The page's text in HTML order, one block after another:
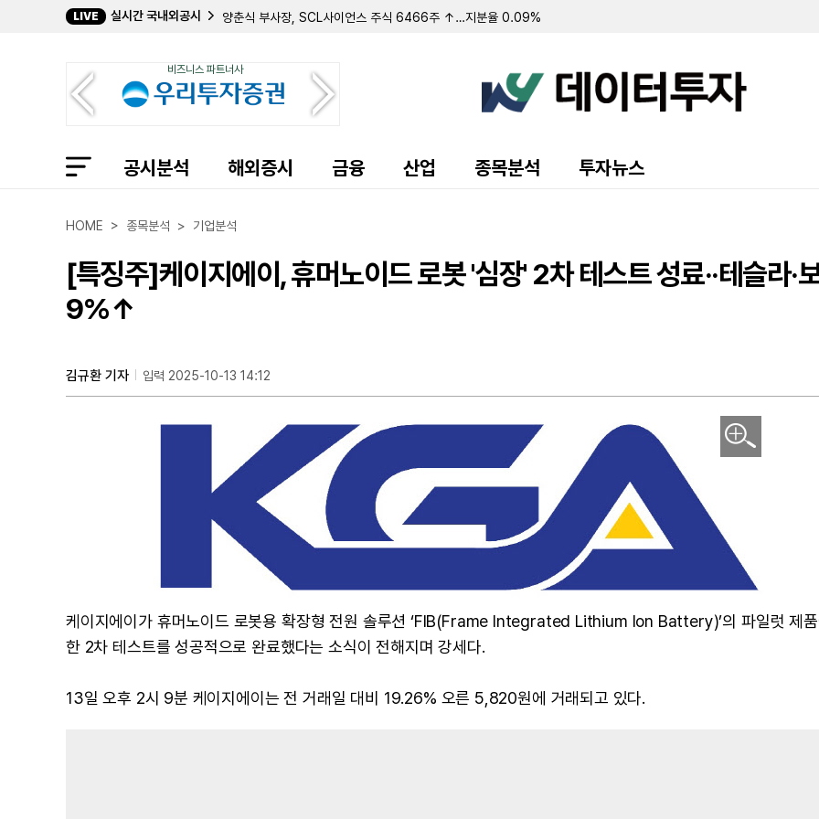
LIVE 실시간 국내외공시
양춘식 부사장, SCL사이언스 주식 6466주 ↑…지분율 0.09%
카페24, 2Q 연결 영업이익 82억...전년비 26%↓
HLB글로벌, 최대주주 진양곤 대상 30억 영구 CB 발행... 에이치엘비 사채 대용납입
SH에너지화학 최찬욱 임원, 3일 연속 장내매수…최대주주 지분 31.50%로 확대
한국앤컴퍼니, 312억원 규모 중간배당…주당 330원 현금 지급
인바디, 1억여원 규모 자사주 처분... "발행주식 0.01% 수준으로 가치 희석 경미"
신영증권 임원 금정호, 이틀간 장내매수 진행...최대주주 지분 20.65% 유지
이희준 회장, 코아시아 주식 14만4047주 ↑…지분율 20.07%
엑셀세라퓨틱스, 2Q 연결 영업손실 26억...적자지속
비즈니스 파트너사
공시분석 해외증시 금융 산업 종목분석 투자뉴스
HOME > 종목분석 > 기업분석
[특징주]케이지에이, 휴머노이드 로봇 '심장' 2차 테스트 성료··테슬라·
9%↑
김규환 기자 입력 2025-10-13 14:12
케이지에이가 휴머노이드 로봇용 확장형 전원 솔루션 ‘FIB(Frame Integrated Lithium Ion Battery)’의 파일럿 제
한 2차 테스트를 성공적으로 완료했다는 소식이 전해지며 강세다.
13일 오후 2시 9분 케이지에이는 전 거래일 대비 19.26% 오른 5,820원에 거래되고 있다.